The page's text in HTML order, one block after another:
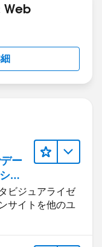
Web
ー
ョ
ビジュアライゼ
サイトを他のユ